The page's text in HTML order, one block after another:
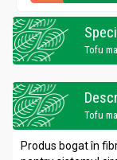
Tofu
Tofu
Produs bogat în